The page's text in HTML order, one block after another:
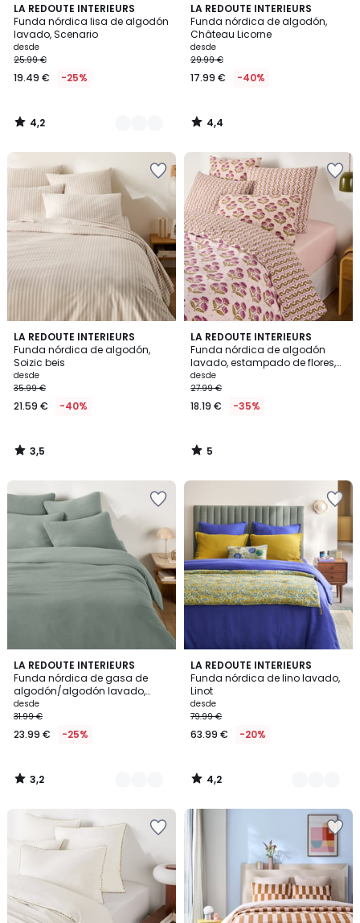
LA REDOUTE INTERIEURS
Funda nórdica lisa de algodón
lavado, Scenario
desde
25.99 €
19.49 € -25%
4,2
/ 5
20
Colores
4,2
/
LA REDOUTE INTERIEURS
Funda nórdica de algodón,
Château Licorne
desde
29.99 €
17.99 € -40%
4,4
/ 5
4,4
/
LA REDOUTE INTERIEURS
Funda nórdica de algodón,
Soizic beis
desde
35.99 €
21.59 € -40%
3,5
/ 5
3,5
/
LA REDOUTE INTERIEURS
Funda nórdica de algodón
lavado, estampado de flores,
ANTES
desde
27.99 €
18.19 € -35%
5
/
5
5
/
LA REDOUTE INTERIEURS
Funda nórdica de gasa de
algodón/algodón lavado,
KUMCO
desde
31.99 €
23.99 € -25%
3,2
/ 5
10
Colores
3,2
/
LA REDOUTE INTERIEURS
Funda nórdica de lino lavado,
Linot
desde
79.99 €
63.99 € -20%
4,2
/ 5
21
Colores
4,2
/